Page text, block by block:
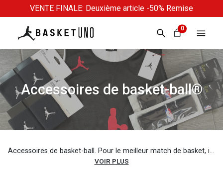
VENTE FINALE: Deuxième article -50% Remise
0
Accessoires de basket-ball®
Accessoires de basket-ball. Pour le meilleur match de basket, il vous faut plus qu’une tenue de basket. Et voici des accessoires spécialement créés pour le basket : chaussettes, bracelets, bandeaux, combinaisons, manchons de bras de tir. Ce kit de basket va t’aider à obtenir les meilleurs résultats pendant le match. Certains accessoires de basket, comme les bandeaux, sont devenus populaires lorsque des joueurs de basket célèbres ont commencé à les porter. Et d’autres stars de la NBA ont popularisé les bracelets. Ils ont bientôt créé des variantes, comme des bandes qui couvraient leurs avant-bras ou leurs biceps. Ceux-ci étaient utilisés pour essuyer la sueur, ou simplement portés comme un effet de mode.